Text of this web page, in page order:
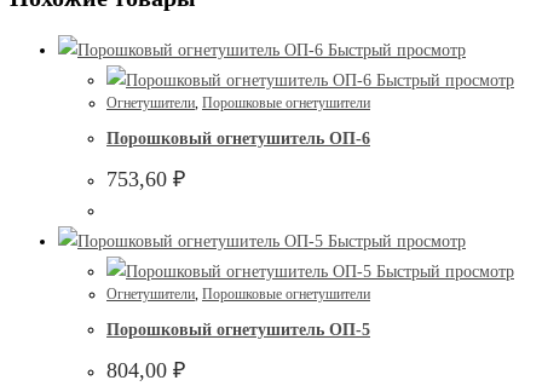
Быстрый просмотр
Быстрый просмотр
Огнетушители Порошковые огнетушители
Порошковый огнетушитель ОП-6
753,60 ₽
Быстрый просмотр
Быстрый просмотр
Огнетушители Порошковые огнетушители
Порошковый огнетушитель ОП-5
804,00 ₽